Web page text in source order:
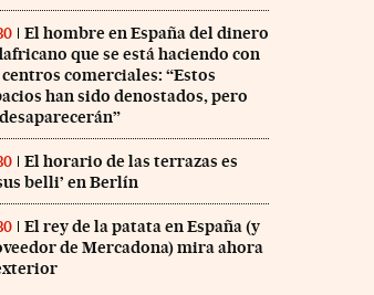
El hombre en España del dinero
que se está haciendo con
comerciales: “Estos
han sido denostados, pero
El horario de las terrazas es
belli’ en Berlín
El rey de la patata en España (y
de Mercadona) mira ahora